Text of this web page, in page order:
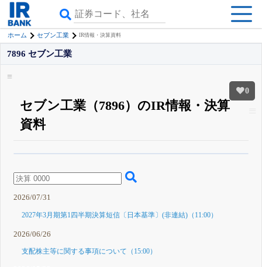
ホーム セブン工業 IR情報・決算資料
0
7896 セブン工業
セブン工業（7896）のIR情報・決算
資料
詳しく見られる無料でβ版をはじめる
登録すると永久30%OFFと米株版の先行利用も付きます
2026/07/31
2027年3月期第1四半期決算短信〔日本基準〕(非連結)（11:00）
2026/06/26
支配株主等に関する事項について（15:00）